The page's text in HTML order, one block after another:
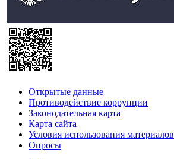
Открытые данные
Противодействие коррупции
Законодательная карта
Карта сайта
Условия использования материалов
Опросы